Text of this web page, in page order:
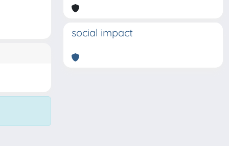
social impact